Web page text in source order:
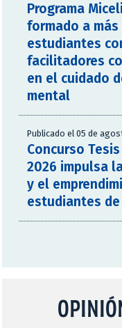
Programa
formado a más
estudiantes
facilitadores
en el cuidado
mental
Publicado el 05 de
Concurso
2026 impulsa
y el
estudiantes de